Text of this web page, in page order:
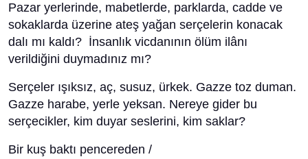
Pazar yerlerinde, mabetlerde, parklarda, cadde ve
sokaklarda üzerine ateş yağan serçelerin konacak
dalı mı kaldı? İnsanlık vicdanının ölüm ilânı
verildiğini duymadınız mı?
Serçeler ışıksız, aç, susuz, ürkek. Gazze toz duman.
Gazze harabe, yerle yeksan. Nereye gider bu
serçecikler, kim duyar seslerini, kim saklar?
Bir kuş baktı pencereden /